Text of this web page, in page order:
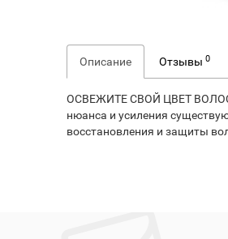
Описание Отзывы0
ОСВЕЖИТЕ СВОЙ ЦВЕТ ВОЛОС!
нюанса и усиления
восстановления и защиты